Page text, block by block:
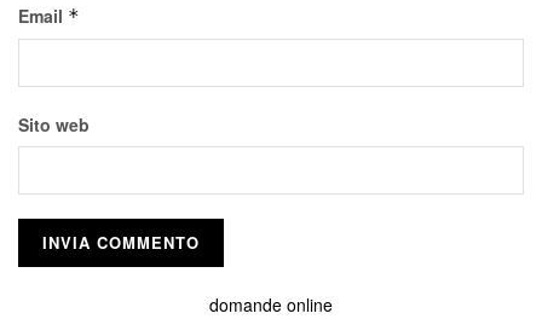
Email *
Sito web
domande online